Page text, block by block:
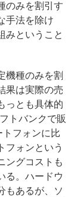
のみを割引す
手法を除け
みということ
機種のみを割
果は実際の売
っとも具体的
トバンクで販
フォンに比
フォンという
ングコストも
る。ハードウ
もあるが、ソ